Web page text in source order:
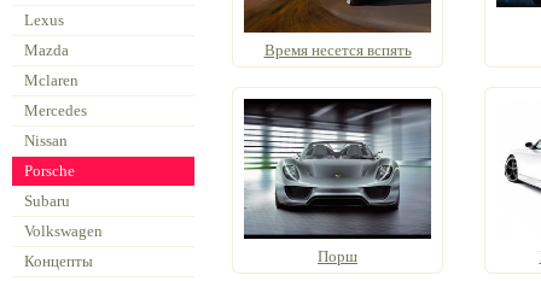
Lexus
Mazda
Mclaren
Mercedes
Nissan
Porsche
Subaru
Volkswagen
Концепты
Время несется вспять
Порш